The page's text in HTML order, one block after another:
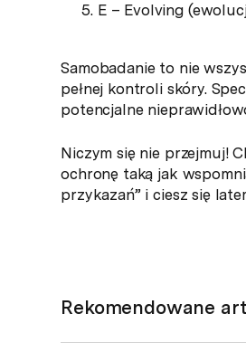
E – Evolving
Samobadanie to nie
pełnej kontroli skóry.
potencjalne
Niczym się nie przejmuj!
ochronę taką jak
przykazań” i ciesz się
Rekomendowane